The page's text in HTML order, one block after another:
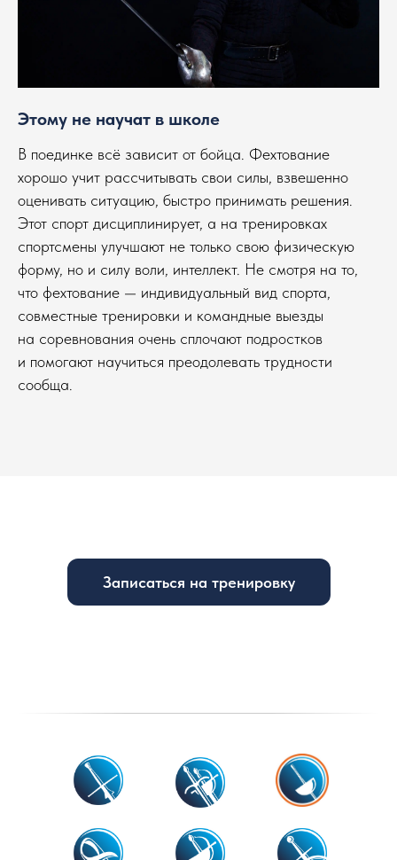
Этому не научат в школе
В поединке всё зависит от бойца. Фехтование
хорошо учит рассчитывать свои силы, взвешенно
оценивать ситуацию, быстро принимать решения.
Этот спорт дисциплинирует, а на тренировках
спортсмены улучшают не только свою физическую
форму, но и силу воли, интеллект. Не смотря на то,
что фехтование — индивидуальный вид спорта,
совместные тренировки и командные выезды
на соревнования очень сплочают подростков
и помогают научиться преодолевать трудности
сообща.
Записаться на тренировку